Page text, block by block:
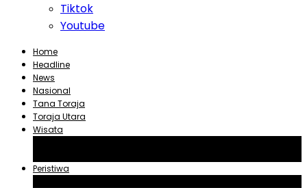
Tiktok
Youtube
Home
Headline
News
Nasional
Tana Toraja
Toraja Utara
Wisata
Peristiwa